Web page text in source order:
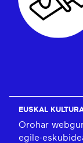
EUSKAL
Orohar
egile-